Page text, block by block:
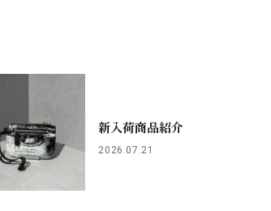
新入荷商品紹介
2026.07.21